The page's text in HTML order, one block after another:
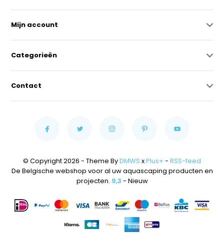
Mijn account
Categorieën
Contact
© Copyright 2026 - Theme ByDMWS xPlus+ - RSS-feed
De Belgische webshop voor al uw aquascaping producten en
projecten. 9,3 - Nieuw